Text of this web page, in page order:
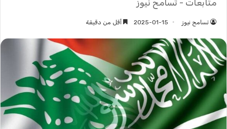
متابعات - تسامح نيوز
تسامح نيوز 2025-01-15 أقل من دقيقة